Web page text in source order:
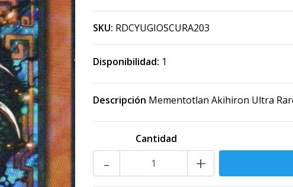
SKU: RDCYUGIOSCURA203
Disponibilidad: 1
Descripción Mementotlan Akihiron Ultra
Cantidad
+
-